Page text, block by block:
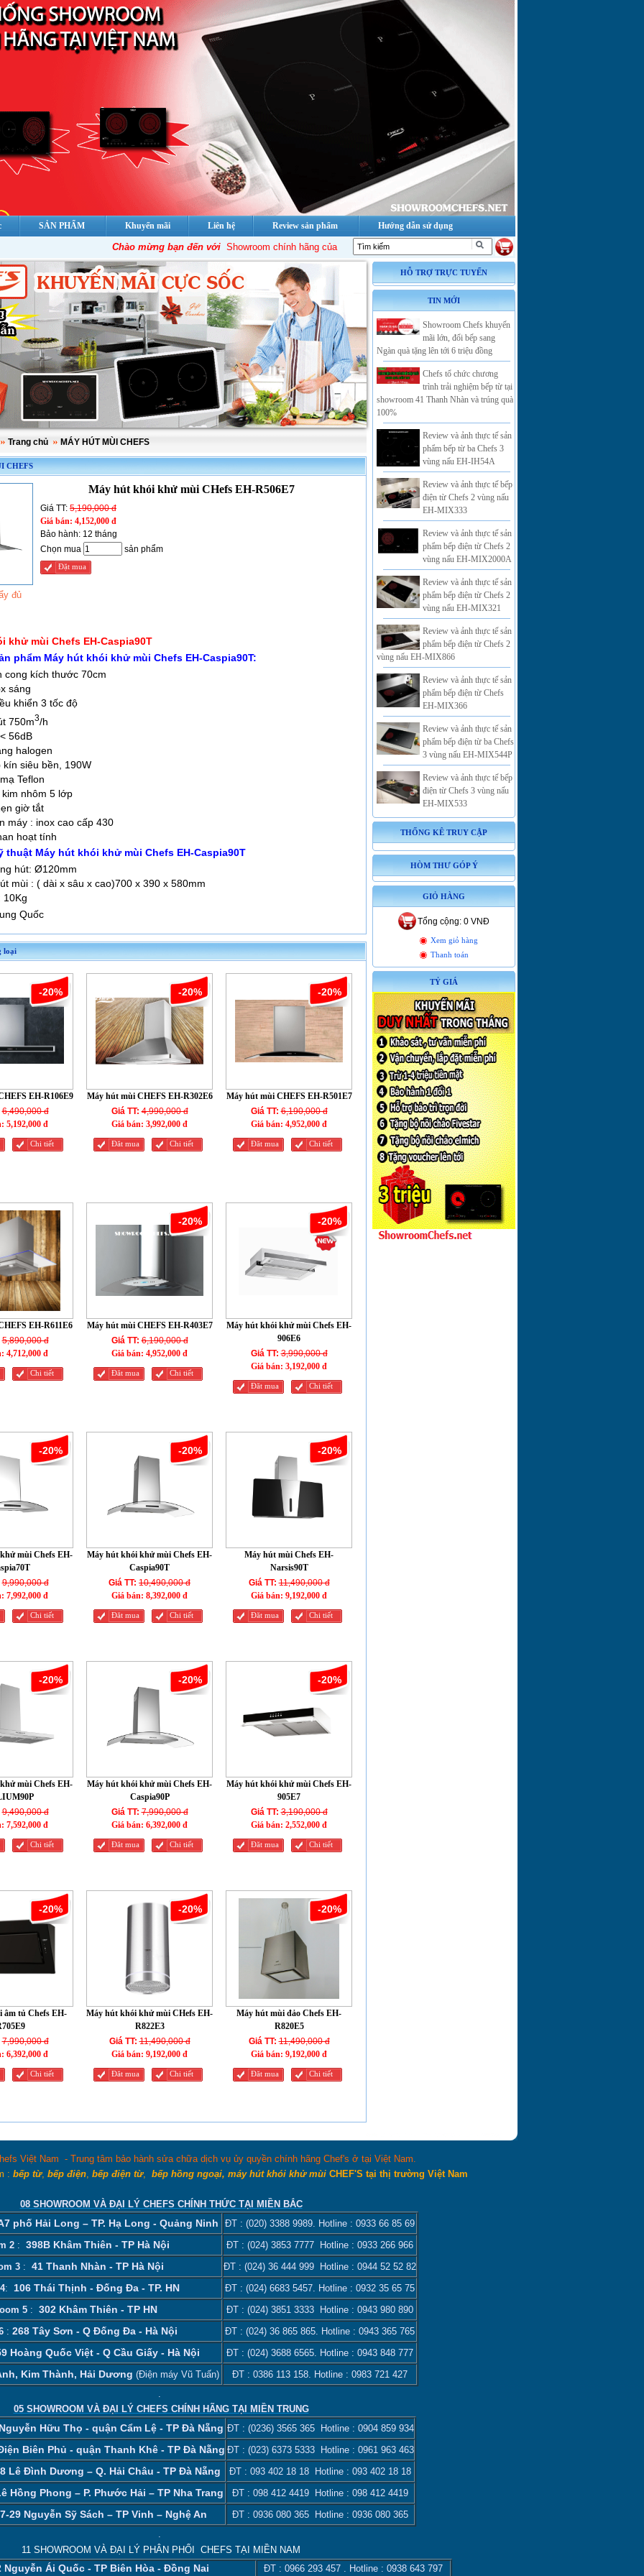
SẢN PHẨM Khuyến mãi Liên hệ Review sản phẩm Hướng dẫn sử dụng
Chào mừng bạn đến vớiShowroom chính hãng của Chef's tại Việt Nam Danh sách đại lý Bếp từ, bếp điện từ, bếp hồng ngoại,
Trang chủ MÁY HÚT MÙI CHEFS
CHEFS
đủ
Máy hút khói khử mùi CHefs EH-R506E7
Giá TT: 5,190,000 đ
Giá bán: 4,152,000 đ
Bảo hành: 12 tháng
Chọn mua
sản phẩm
Đặt mua
khử mùi Chefs EH-Caspia90T
phẩm Máy hút khói khử mùi Chefs EH-Caspia90T:
cong kích thước 70cm
sáng
khiển 3 tốc độ
750m3/h
56dB
halogen
siêu bền, 190W
Teflon
nhôm 5 lớp
giờ tắt
máy : inox cao cấp 430
hoạt tính
thuật Máy hút khói khử mùi Chefs EH-Caspia90T
hút: Ø120mm
mùi : ( dài x sâu x cao)700 x 390 x 580mm
10Kg
Quốc
loại
-20%
EH-R106E9
6,490,000 đ
5,192,000 đ
Chi tiết
-20%
Máy hút mùi CHEFS EH-R302E6
Giá TT: 4,990,000 đ
Giá bán: 3,992,000 đ
Đăt mua Chi tiết
-20%
Máy hút mùi CHEFS EH-R501E7
Giá TT: 6,190,000 đ
Giá bán: 4,952,000 đ
Đăt mua Chi tiết
EH-R611E6
5,890,000 đ
4,712,000 đ
Chi tiết
-20%
Máy hút mùi CHEFS EH-R403E7
Giá TT: 6,190,000 đ
Giá bán: 4,952,000 đ
Đăt mua Chi tiết
-20%
Máy hút khói khử mùi Chefs EH-
906E6
Giá TT: 3,990,000 đ
Giá bán: 3,192,000 đ
Đăt mua Chi tiết
-20%
mùi Chefs EH-
9,990,000 đ
7,992,000 đ
Chi tiết
-20%
Máy hút khói khử mùi Chefs EH-
Caspia90T
Giá TT: 10,490,000 đ
Giá bán: 8,392,000 đ
Đăt mua Chi tiết
-20%
Máy hút mùi Chefs EH-
Narsis90T
Giá TT: 11,490,000 đ
Giá bán: 9,192,000 đ
Đăt mua Chi tiết
-20%
mùi Chefs EH-
9,490,000 đ
7,592,000 đ
Chi tiết
-20%
Máy hút khói khử mùi Chefs EH-
Caspia90P
Giá TT: 7,990,000 đ
Giá bán: 6,392,000 đ
Đăt mua Chi tiết
-20%
Máy hút khói khử mùi Chefs EH-
905E7
Giá TT: 3,190,000 đ
Giá bán: 2,552,000 đ
Đăt mua Chi tiết
-20%
âm tủ Chefs EH-
7,990,000 đ
6,392,000 đ
Chi tiết
-20%
Máy hút khói khử mùi CHefs EH-
R822E3
Giá TT: 11,490,000 đ
Giá bán: 9,192,000 đ
Đăt mua Chi tiết
-20%
Máy hút mùi đảo Chefs EH-
R820E5
Giá TT: 11,490,000 đ
Giá bán: 9,192,000 đ
Đăt mua Chi tiết
HỖ TRỢ TRỰC TUYẾN
TIN MỚI
Showroom Chefs khuyến
mãi lớn, đổi bếp sang
Ngàn quà tặng lên tới 6 triệu đồng
Chefs tổ chức chương
trình trải nghiệm bếp từ tại
showroom 41 Thanh Nhàn và trúng quà
100%
Review và ảnh thực tế sản
phẩm bếp từ ba Chefs 3
vùng nấu EH-IH54A
Review và ảnh thực tế bếp
điện từ Chefs 2 vùng nấu
EH-MIX333
Review và ảnh thực tế sản
phẩm bếp điện từ Chefs 2
vùng nấu EH-MIX2000A
Review và ảnh thực tế sản
phẩm bếp điện từ Chefs 2
vùng nấu EH-MIX321
Review và ảnh thực tế sản
phẩm bếp điện từ Chefs 2
vùng nấu EH-MIX866
Review và ảnh thực tế sản
phẩm bếp điện từ Chefs
EH-MIX366
Review và ảnh thực tế sản
phẩm bếp điện từ ba Chefs
3 vùng nấu EH-MIX544P
Review và ảnh thực tế bếp
điện từ Chefs 3 vùng nấu
EH-MIX533
THỐNG KÊ TRUY CẬP
HÒM THƯ GÓP Ý
GIỎ HÀNG
Tổng cộng: 0 VNĐ
Xem giỏ hàng
Thanh toán
TỶ GIÁ
Việt Nam - Trung tâm bảo hành sửa chữa dịch vụ ủy quyền chính hãng Chef's ở tại Việt Nam.
: bếp từ, bếp điện, bếp điện từ, bếp hồng ngoại, máy hút khói khử mùi CHEF'S tại thị trường Việt Nam
08 SHOWROOM VÀ ĐẠI LÝ CHEFS CHÍNH THỨC TẠI MIỀN BẮC
phố Hải Long – TP. Hạ Long - Quảng Ninh ĐT : (020) 3388 9989 . Hotline : 0933 66 85 69
2 : 398B Khâm Thiên - TP Hà Nội ĐT : (024) 3853 7777 Hotline : 0933 266 966
3 : 41 Thanh Nhàn - TP Hà Nội ĐT : (024) 36 444 999 Hotline : 0944 52 52 82
: 106 Thái Thịnh - Đống Đa - TP. HN ĐT : (024) 6683 5457 . Hotline : 0932 35 65 75
5 : 302 Khâm Thiên - TP HN ĐT : (024) 3851 3333 Hotline : 0943 980 890
: 268 Tây Sơn - Q Đống Đa - Hà Nội ĐT : (024) 36 865 865 . Hotline : 0943 365 765
Hoàng Quốc Việt - Q Cầu Giấy - Hà Nội ĐT : (024) 3688 6565 . Hotline : 0943 848 777
Kim Thành, Hải Dương (Điện máy Vũ Tuấn) ĐT : 0386 113 158‬ . Hotline : 0983 721 427
05 SHOWROOM VÀ ĐẠI LÝ CHEFS CHÍNH HÃNG TẠI MIỀN TRUNG
Hữu Thọ - quận Cẩm Lệ - TP Đà Nẵng ĐT : (0236) 3565 365Hotline : 0904 859 934
Biên Phủ - quận Thanh Khê - TP Đà Nẵng ĐT : (023) 6373 5333Hotline : 0961 963 463
Lê Đình Dương – Q. Hải Châu - TP Đà Nẵng ĐT : 093 402 18 18 Hotline : 093 402 18 18
Hồng Phong – P. Phước Hải – TP Nha Trang ĐT : 098 412 4419 Hotline : 098 412 4419
29 Nguyễn Sỹ Sách – TP Vinh – Nghệ An ĐT : 0936 080 365 Hotline : 0936 080 365
11 SHOWROOM VÀ ĐẠI LÝ PHÂN PHỐI CHEFS TẠI MIỀN NAM
Nguyễn Ái Quốc - TP Biên Hòa - Đồng Nai ĐT : 0966 293 457 . Hotline : 0938 643 797